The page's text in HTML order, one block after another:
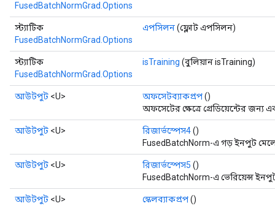
FusedBatchNormGrad.Options
স্ট্যাটিক
FusedBatchNormGrad.Options
এপসিলন(ফ্লোট এপসিলন)
স্ট্যাটিক
FusedBatchNormGrad.Options
isTraining (বুলিয়ান isTraining)
আউটপুট <U> অফসেটব্যাকপ্রপ()
অফসেটের ক্ষেত্রে গ্রেডিয়েন্টের জন্য
আউটপুট <U> রিজার্ভস্পেস4()
FusedBatchNorm-এ গড় ইনপুট
আউটপুট <U> রিজার্ভস্পেস5 ()
FusedBatchNorm-এ ভেরিয়েন্স
আউটপুট <U> স্কেলব্যাকপ্রপ()